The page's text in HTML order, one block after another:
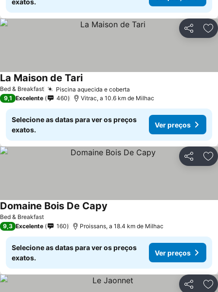
exatos.
Partilhar
Bed & Breakfast Piscina aquecida e coberta
La Maison de Tari
9,1 Excelente 460 Vitrac, a 10.6 km de Milhac
Selecione as datas para ver os preços
exatos.
Ver preços
Partilhar
Bed & Breakfast
Domaine Bois De Capy
9,3 Excelente 160 Proissans, a 18.4 km de Milhac
Selecione as datas para ver os preços
exatos.
Ver preços
Partilhar